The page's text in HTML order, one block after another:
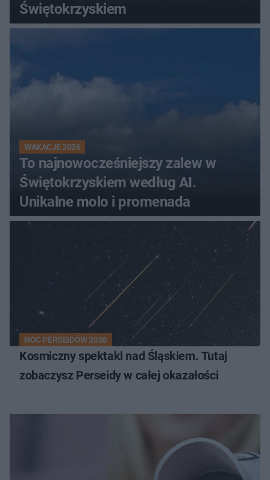
Świętokrzyskiem
WAKACJE 2026
To najnowocześniejszy zalew w
Świętokrzyskiem według AI.
Unikalne molo i promenada
NOC PERSEIDÓW 2026
Kosmiczny spektakl nad Śląskiem. Tutaj
zobaczysz Perseidy w całej okazałości